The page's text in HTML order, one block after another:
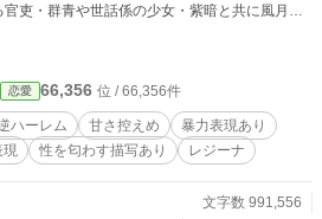
官吏・群青や世話係の少女・紫暗と共に風月王
還を待つことになり復讐を遂げようとするも
でのあらすじ) なんちゃってアジアン
ノロジーもごっちゃごちゃ。ルビはガチの読
が同じものだったり。エッセイにて40話ごと
しています。 ※途中どこかで話がいきなり飛
が出ている。
恋愛 66,356 位 / 66,356件
ハーレム 甘さ控えめ
暴力表現あり
現 性を匂わす描写あり レジーナ
文字数 991,556